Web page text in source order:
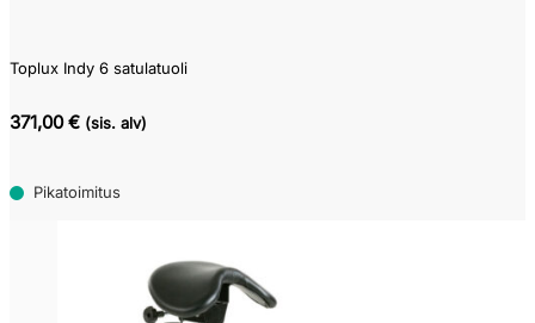
Toplux Indy 6 satulatuoli
371,00 € (sis. alv)
Pikatoimitus